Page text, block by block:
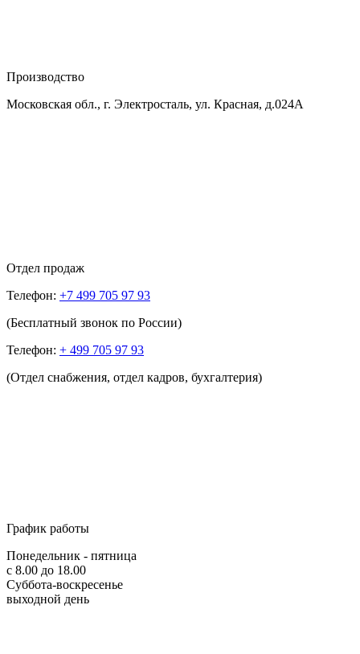
Производство
Московская обл., г. Электросталь, ул. Красная, д.024А
Отдел продаж
Телефон: +7 499 705 97 93
(Бесплатный звонок по России)
Телефон: + 499 705 97 93
(Отдел снабжения, отдел кадров, бухгалтерия)
График работы
Понедельник - пятница
с 8.00 до 18.00
Суббота-воскресенье
выходной день